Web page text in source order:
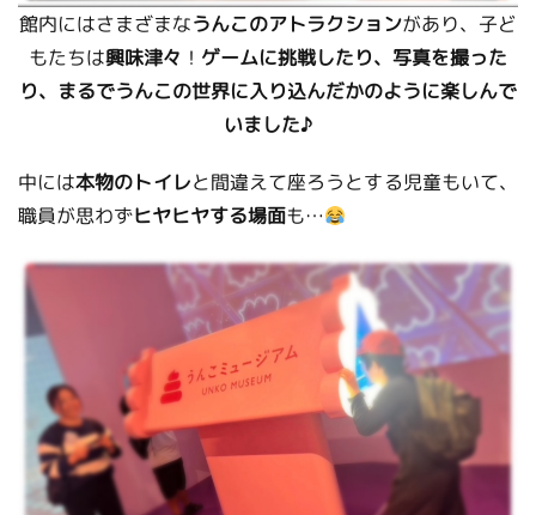
館内にはさまざまなうんこのアトラクションがあり、子ど
もたちは興味津々 ！ ゲームに挑戦したり、写真を撮った
り、まるでうんこの世界に入り込んだかのように楽しんで
いました♪
中には本物のトイレと間違えて座ろうとする児童もいて、
職員が思わずヒヤヒヤする場面も…